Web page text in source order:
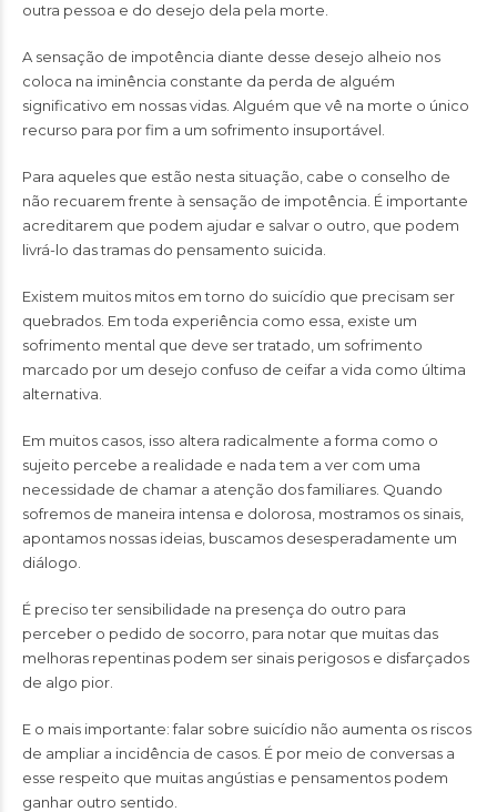
outra pessoa e do desejo dela pela morte.
A sensação de impotência diante desse desejo alheio nos
coloca na iminência constante da perda de alguém
significativo em nossas vidas. Alguém que vê na morte o único
recurso para por fim a um sofrimento insuportável.
Para aqueles que estão nesta situação, cabe o conselho de
não recuarem frente à sensação de impotência. É importante
acreditarem que podem ajudar e salvar o outro, que podem
livrá-lo das tramas do pensamento suicida.
Existem muitos mitos em torno do suicídio que precisam ser
quebrados. Em toda experiência como essa, existe um
sofrimento mental que deve ser tratado, um sofrimento
marcado por um desejo confuso de ceifar a vida como última
alternativa.
Em muitos casos, isso altera radicalmente a forma como o
sujeito percebe a realidade e nada tem a ver com uma
necessidade de chamar a atenção dos familiares. Quando
sofremos de maneira intensa e dolorosa, mostramos os sinais,
apontamos nossas ideias, buscamos desesperadamente um
diálogo.
É preciso ter sensibilidade na presença do outro para
perceber o pedido de socorro, para notar que muitas das
melhoras repentinas podem ser sinais perigosos e disfarçados
de algo pior.
E o mais importante: falar sobre suicídio não aumenta os riscos
de ampliar a incidência de casos. É por meio de conversas a
esse respeito que muitas angústias e pensamentos podem
ganhar outro sentido.